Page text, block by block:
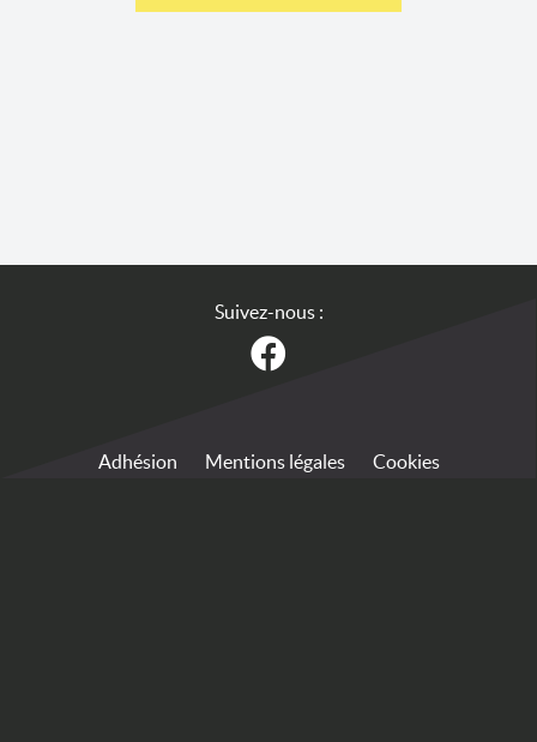
Suivez-nous :
Adhésion Mentions légales Cookies